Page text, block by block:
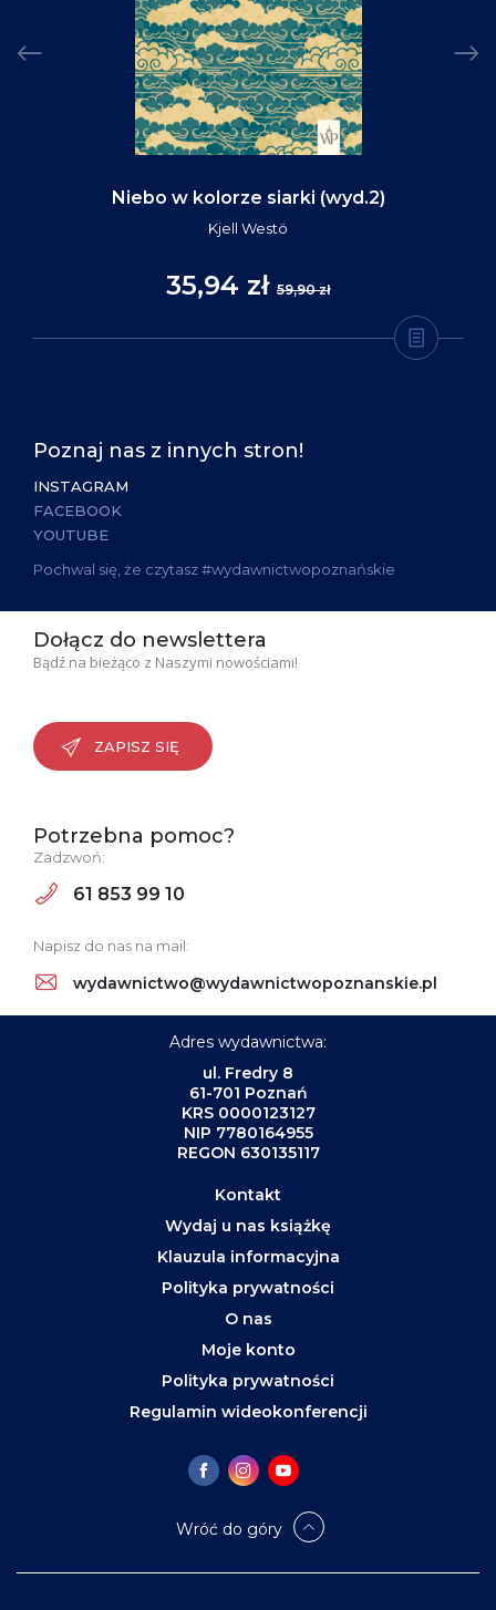
Niebo w kolorze siarki (wyd.2)
Kjell Westö
35,94 zł 59,90 zł
Poznaj nas z innych stron!
INSTAGRAM
FACEBOOK
YOUTUBE
Pochwal się, że czytasz #wydawnictwopoznańskie
Dołącz do newslettera
Bądź na bieżąco z Naszymi nowościami!
ZAPISZ SIĘ
Potrzebna pomoc?
Zadzwoń:
61 853 99 10
Napisz do nas na mail:
wydawnictwo@wydawnictwopoznanskie.pl
Adres wydawnictwa:
ul. Fredry 8
61-701 Poznań
KRS 0000123127
NIP 7780164955
REGON 630135117
Kontakt
Wydaj u nas książkę
Klauzula informacyjna
Polityka prywatności
O nas
Moje konto
Polityka prywatności
Regulamin wideokonferencji
Wróć do góry